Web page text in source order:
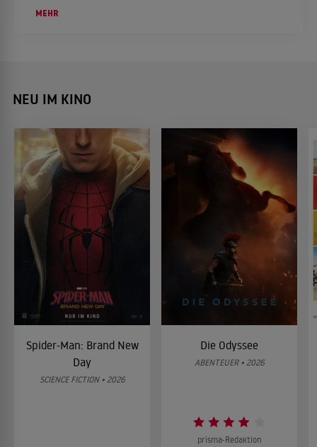
Kommentar konfrontiert sieht.
MEHR
NEU IM KINO
Spider-Man: Brand New
Day
SCIENCE FICTION • 2026
Die Odyssee
ABENTEUER • 2026
prisma-Redaktion